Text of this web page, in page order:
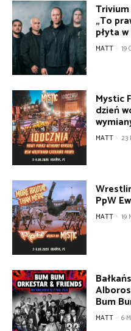
„To
płyta
MATT - 19
Mystic
dzień
MATT - 23
PpW
MATT - 19
Bum
MATT - 6